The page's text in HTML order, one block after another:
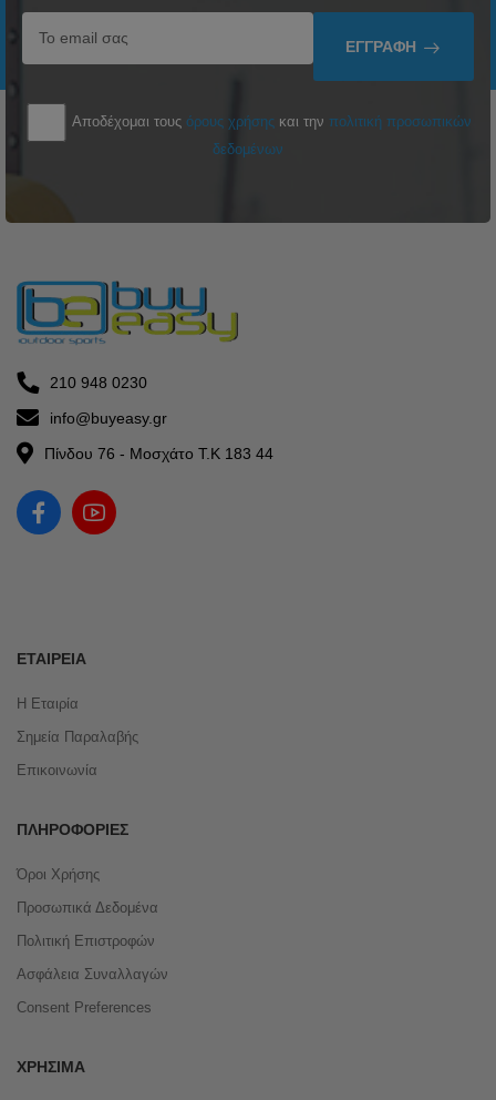
ΕΓΓΡΑΦΉ
Αποδέχομαι τους όρους χρήσης και την πολιτική προσωπικών
δεδομένων
210 948 0230
info@buyeasy.gr
Πίνδου 76 - Μοσχάτο Τ.Κ 183 44
ΕΤΑΙΡΕΊΑ
Η Εταιρία
Σημεία Παραλαβής
Επικοινωνία
ΠΛΗΡΟΦΟΡΊΕΣ
Όροι Χρήσης
Προσωπικά Δεδομένα
Πολιτική Επιστροφών
Ασφάλεια Συναλλαγών
Consent Preferences
ΧΡΉΣΙΜΑ